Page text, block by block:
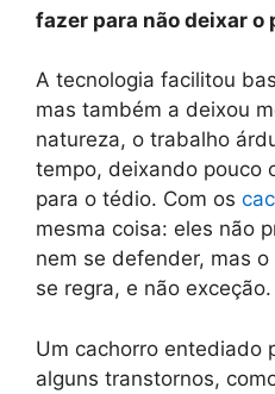
fazer para não deixar o
A tecnologia facilitou
mas também a deixou
natureza, o trabalho
tempo, deixando pouco
para o tédio. Com os
mesma coisa: eles não
nem se defender, mas
se regra, e não exceção.
Um cachorro entediado
alguns transtornos,